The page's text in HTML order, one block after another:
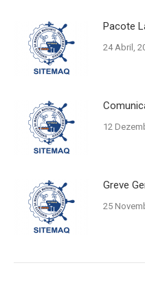
Pacote
24 Abril,
12
Greve
25